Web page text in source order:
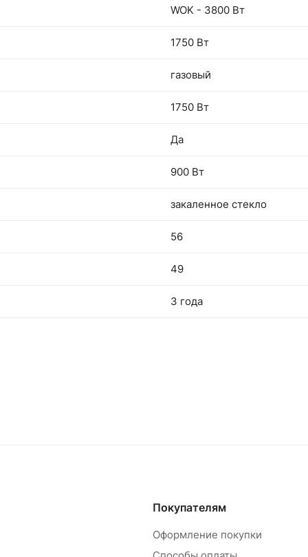
WOK - 3800 Вт
1750 Вт
газовый
1750 Вт
Да
900 Вт
закаленное стекло
56
49
3 года
Покупателям
Оформление покупки